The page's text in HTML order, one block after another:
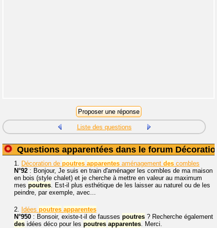
Liste des questions
Questions apparentées dans le forum
1. Décoration de poutres apparentes aménagement des combles
N°92 : Bonjour, Je suis en train d'aménager les combles de ma maison
en bois (style chalet) et je cherche à mettre en valeur au maximum
mes poutres. Est-il plus esthétique de les laisser au naturel ou de les
peindre, par exemple, avec...
2. Idées poutres apparentes
N°950 : Bonsoir, existe-t-il de fausses poutres ? Recherche également
des idées déco pour les poutres apparentes. Merci.